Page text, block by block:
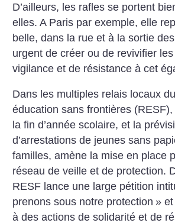
D’ailleurs, les rafles se portent
elles. A Paris par exemple, elle
belle, dans la rue et à la sortie
urgent de créer ou de revivifier
vigilance et de résistance à cet
Dans les multiples relais locaux
éducation sans frontières (RESF),
la fin d’année scolaire, et la
d’arrestations de jeunes sans
familles, amène la mise en place
réseau de veille et de protection.
RESF lance une large pétition
prenons sous notre protection »
à des actions de solidarité et de